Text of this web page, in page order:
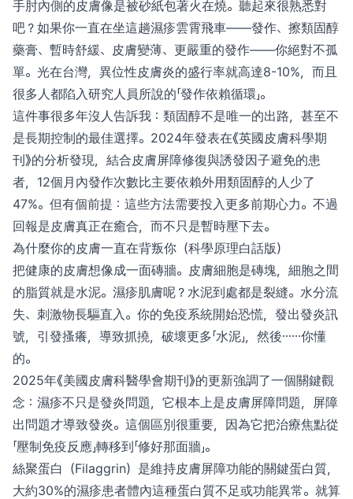
手肘內側的皮膚像是被砂紙包著火在燒。聽起來很熟悉對
吧？如果你一直在坐這趟濕疹雲霄飛車——發作、擦類固醇
藥膏、暫時舒緩、皮膚變薄、更嚴重的發作——你絕對不孤
單。光在台灣，異位性皮膚炎的盛行率就高達8-10%，而且
很多人都陷入研究人員所說的「發作依賴循環」。
這件事很多年沒人告訴我：類固醇不是唯一的出路，甚至不
是長期控制的最佳選擇。2024年發表在《英國皮膚科學期
刊》的分析發現，結合皮膚屏障修復與誘發因子避免的患
者，12個月內發作次數比主要依賴外用類固醇的人少了
47%。但有個前提：這些方法需要投入更多前期心力。不過
回報是皮膚真正在癒合，而不只是暫時壓下去。
為什麼你的皮膚一直在背叛你（科學原理白話版）
把健康的皮膚想像成一面磚牆。皮膚細胞是磚塊，細胞之間
的脂質就是水泥。濕疹肌膚呢？水泥到處都是裂縫。水分流
失、刺激物長驅直入。你的免疫系統開始恐慌，發出發炎訊
號，引發搔癢，導致抓撓，破壞更多「水泥」，然後⋯⋯你懂
的。
2025年《美國皮膚科醫學會期刊》的更新強調了一個關鍵觀
念：濕疹不只是發炎問題，它根本上是皮膚屏障問題，屏障
出問題才導致發炎。這個區別很重要，因為它把治療焦點從
「壓制免疫反應」轉移到「修好那面牆」。
絲聚蛋白（Filaggrin）是維持皮膚屏障功能的關鍵蛋白質，
大約30%的濕疹患者體內這種蛋白質不足或功能異常。就算